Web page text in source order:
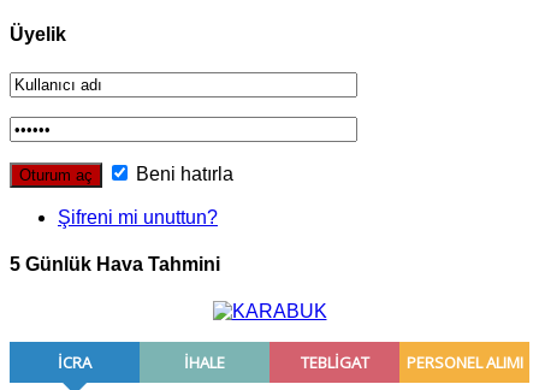
Üyelik
Beni hatırla
Şifreni mi unuttun?
5 Günlük Hava Tahmini